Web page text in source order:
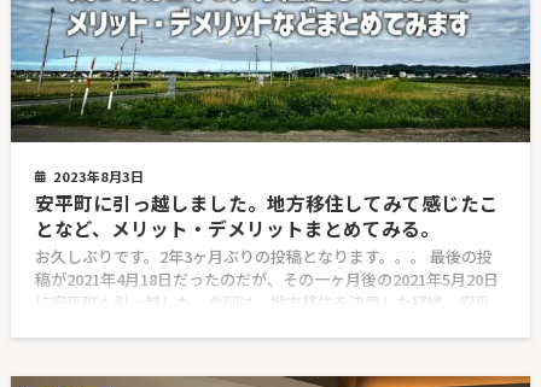
2023年8月3日
安平町に引っ越しました。地方移住してみて感じたこ
となど、メリット・デメリットまとめてみる。
お久しぶりです。2年3ヶ月ぶりの投稿となります。。。 最後の投
稿が2021年4月18日だったのだが、その一ヶ月後の2021年5月20日
に安平町へ引っ越した。今回は、地方移住を決意した経緯、安平